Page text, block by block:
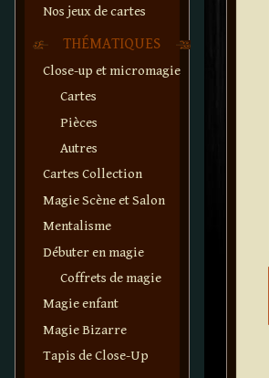
Nos jeux de cartes
THÉMATIQUES
Close-up et micromagie
Cartes
Pièces
Autres
Cartes Collection
Magie Scène et Salon
Mentalisme
Débuter en magie
Coffrets de magie
Magie enfant
Magie Bizarre
Tapis de Close-Up